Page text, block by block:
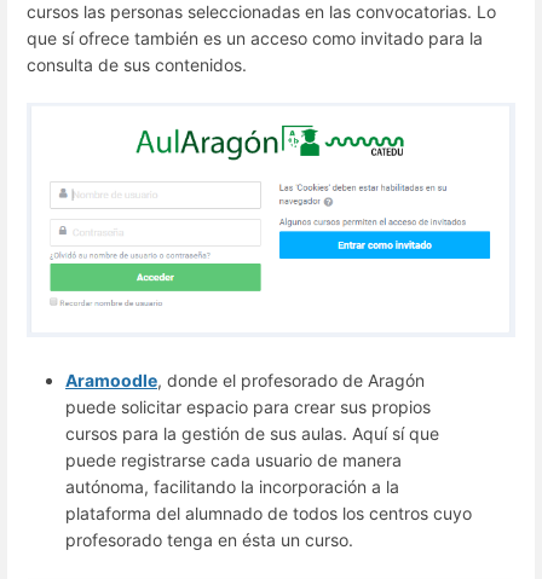
cursos las personas seleccionadas en las convocatorias. Lo
que sí ofrece también es un acceso como invitado para la
consulta de sus contenidos.
Aramoodle, donde el profesorado de Aragón
puede solicitar espacio para crear sus propios
cursos para la gestión de sus aulas. Aquí sí que
puede registrarse cada usuario de manera
autónoma, facilitando la incorporación a la
plataforma del alumnado de todos los centros cuyo
profesorado tenga en ésta un curso.